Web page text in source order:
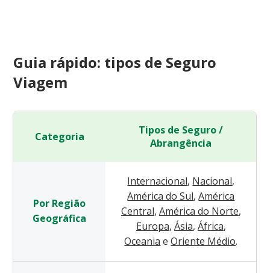
Guia rápido: tipos de Seguro
Viagem
Categoria
Tipos de Seguro /
Abrangência
Por Região
Geográfica
Internacional, Nacional,
América do Sul, América
Central, América do Norte,
Europa, Ásia, África,
Oceania e Oriente Médio.